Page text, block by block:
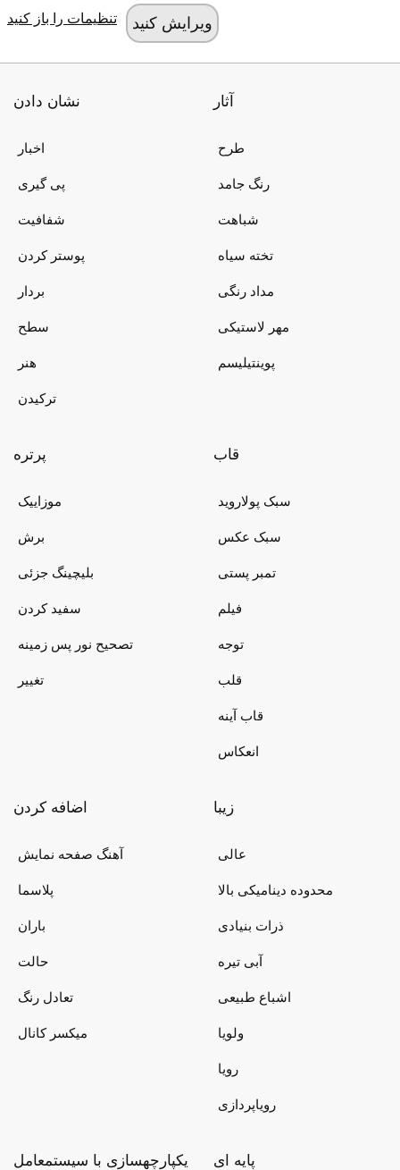
تنظیمات را باز کنید
نشان دادن
اخبار
پی گیری
شفافیت
پوستر کردن
بردار
سطح
هنر
ترکیدن
آثار
طرح
رنگ جامد
شباهت
تخته سیاه
مداد رنگی
مهر لاستیکی
پوینتیلیسم
پرتره
موزاییک
برش
بلیچینگ جزئی
سفید کردن
تصحیح نور پس زمینه
تغییر
قاب
سبک پولاروید
سبک عکس
تمبر پستی
فیلم
توجه
قلب
قاب آینه
انعکاس
اضافه کردن
آهنگ صفحه نمایش
پلاسما
باران
حالت
تعادل رنگ
میکسر کانال
زیبا
عالی
محدوده دینامیکی بالا
ذرات بنیادی
آبی تیره
اشباع طبیعی
ولویا
رویا
رویاپردازی
یکپارچهسازی با سیستمعامل پایه ای